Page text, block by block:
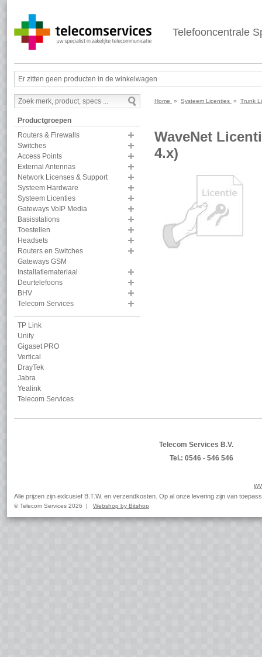
Telefooncentrale
Er zitten geen producten in de winkelwagen
Productgroepen
Routers & Firewalls
Switches
Access Points
External Antennas
Network Licenses & Support
Systeem Hardware
Systeem Licenties
Gateways VoIP Media
Basisstations
Toestellen
Headsets
Routers en Switches
Gateways GSM
Installatiemateriaal
Deurtelefoons
BHV
Telecom Services
TP Link
Unify
Gigaset PRO
Vertical
DrayTek
Jabra
Yealink
Telecom Services
Home » Systeem Licenties » Trunk
WaveNet
4.x)
Telecom Services B.V.
Tel.: 0546 - 546 546
Alle prijzen zijn exlcusief B.T.W. en verzendkosten. Op al onze levering zijn van
© Telecom Services 2026 | Webshop by Bitshop